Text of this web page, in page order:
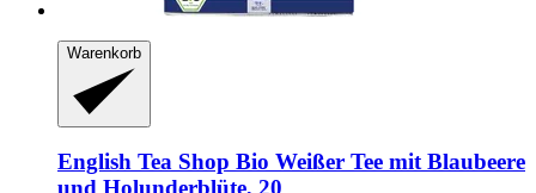
Warenkorb
English Tea Shop Bio Weißer Tee mit Blaubeere